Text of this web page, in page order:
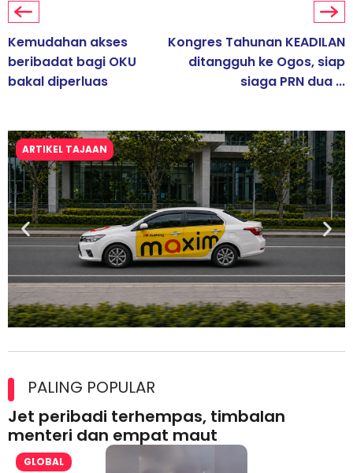
Kemudahan akses
beribadat bagi OKU
bakal diperluas
Kongres Tahunan KEADILAN
ditangguh ke Ogos, siap
siaga PRN dua ...
ARTIKEL TAJAAN
lesen separuh pertama 2026
PALING POPULAR
Jet peribadi terhempas, timbalan
menteri dan empat maut
GLOBAL